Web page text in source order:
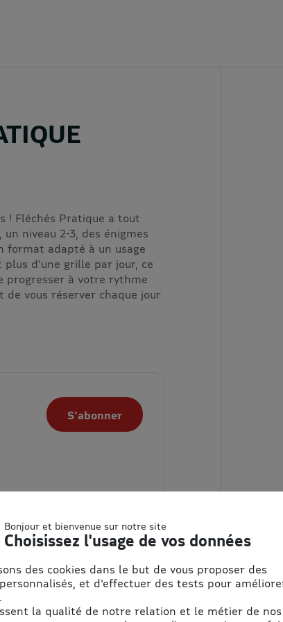
! Fléchés Pratique a tout
niveau 2-3, des énigmes
format adapté à un usage
plus d'une grille par jour, ce
progresser à votre rythme
de vous réserver chaque jour
S'abonner
Bonjour et bienvenue sur notre site
Choisissez l'usage de vos données
des cookies dans le but de vous proposer des
et d'effectuer des tests pour
la qualité de notre relation et le métier de nos